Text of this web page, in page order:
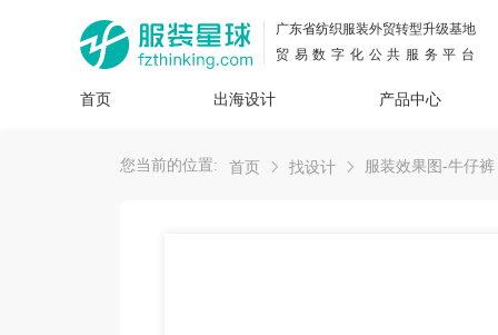
广东省纺织服装外贸转型升级基地
贸易数字化公共服务平台
首页 出海设计 产品中心
您当前的位置: 首页 找设计 服装效果图-牛仔